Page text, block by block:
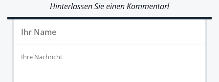
Hinterlassen Sie einen Kommentar!